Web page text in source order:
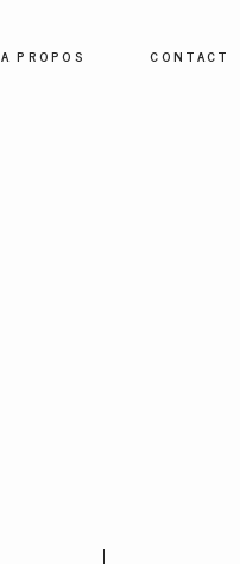
A PROPOS CONTACT